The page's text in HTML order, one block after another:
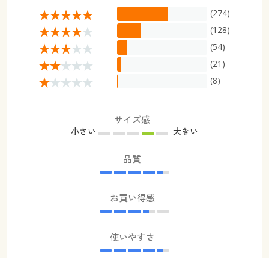
(274)
(128)
(54)
(21)
(8)
サイズ感
小さい 大きい
品質
お買い得感
使いやすさ